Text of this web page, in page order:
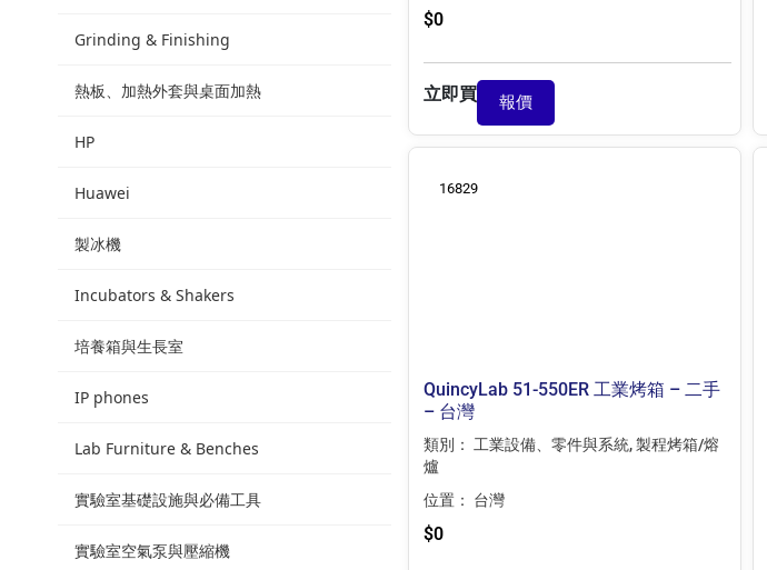
Grinding & Finishing
熱板、加熱外套與桌面加熱
HP
Huawei
製冰機
Incubators & Shakers
培養箱與生長室
IP phones
Lab Furniture & Benches
實驗室基礎設施與必備工具
實驗室空氣泵與壓縮機
$0
立即買 報價
16829
QuincyLab 51-550ER 工業烤箱 – 二手
– 台灣
類別： 工業設備、零件與系統,製程烤箱/熔
爐
位置： 台灣
$0